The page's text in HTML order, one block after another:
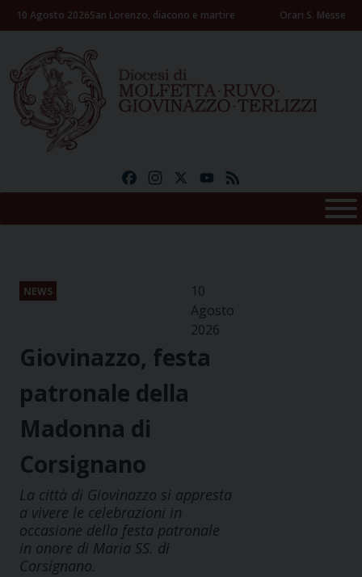
Skip10 Agosto 2026San Lorenzo, diacono e martire Orari S. Messe
FacebookInstagramYouTube
NEWS
10
Agosto
2026
Giovinazzo, festa
patronale della
Madonna di
Corsignano
La città di Giovinazzo si appresta
a vivere le celebrazioni in
occasione della festa patronale
in onore di Maria SS. di
Corsignano.